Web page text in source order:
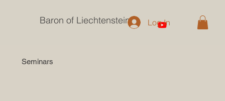
Baron of Liechtenstein Log In
Seminars